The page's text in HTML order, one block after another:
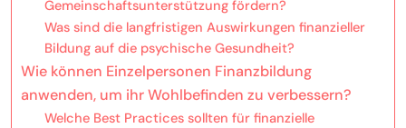
Gemeinschaftsunterstützung fördern?
Was sind die langfristigen Auswirkungen finanzieller
Bildung auf die psychische Gesundheit?
Wie können Einzelpersonen Finanzbildung
anwenden, um ihr Wohlbefinden zu verbessern?
Welche Best Practices sollten für finanzielle